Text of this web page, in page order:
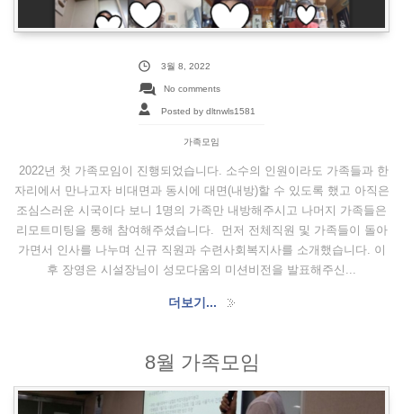
3월 8, 2022
No comments
Posted by dltnwls1581
가족모임
2022년 첫 가족모임이 진행되었습니다. 소수의 인원이라도 가족들과 한
자리에서 만나고자 비대면과 동시에 대면(내방)할 수 있도록 했고 아직은
조심스러운 시국이다 보니 1명의 가족만 내방해주시고 나머지 가족들은
리모트미팅을 통해 참여해주셨습니다. 먼저 전체직원 및 가족들이 돌아
가면서 인사를 나누며 신규 직원과 수련사회복지사를 소개했습니다. 이
후 장영은 시설장님이 성모다움의 미션비전을 발표해주신...
더보기...
8월 가족모임